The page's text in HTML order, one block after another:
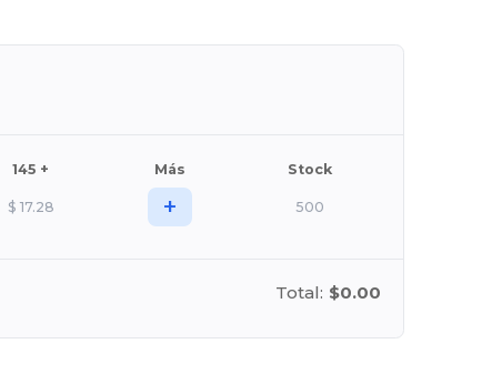
145 + Más Stock
$ 17.28 + 500
Total: $0.00